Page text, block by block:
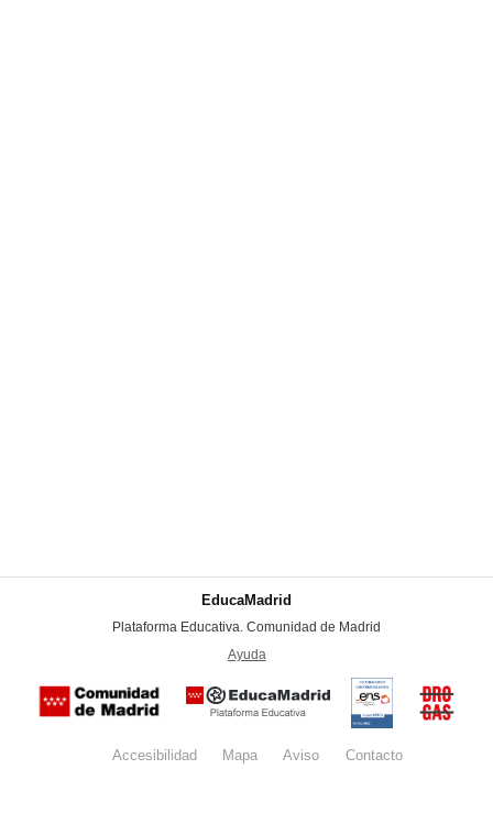
EducaMadrid
Plataforma Educativa. Comunidad de Madrid
Ayuda
Certificación
conformidad
con el
Nacional de
Seguridad
del
Accesibilidad Mapa Aviso legalContacto